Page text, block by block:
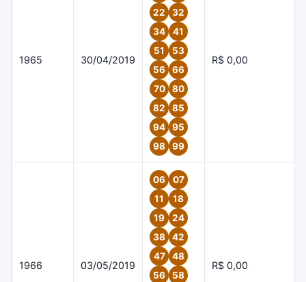
1965 30/04/2019
22
32
34
41
51
53
56
66
70
80
82
85
94
95
98
99
R$ 0,00
1966 03/05/2019
06
07
11
18
19
24
38
42
47
48
56
58
R$ 0,00